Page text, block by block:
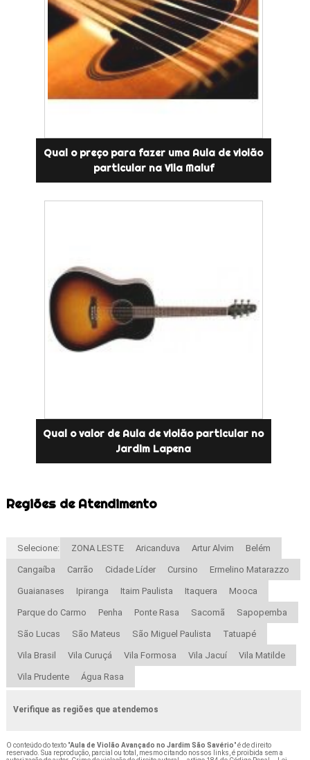
Qual o preço para fazer uma Aula de violão
particular na Vila Maluf
Qual o valor de Aula de violão particular no
Jardim Lapena
Regiões de Atendimento
Selecione: ZONA LESTE Aricanduva Artur Alvim Belém
Cangaíba Carrão Cidade Líder Cursino Ermelino Matarazzo
Guaianases Ipiranga Itaim Paulista Itaquera Mooca
Parque do Carmo Penha Ponte Rasa Sacomã Sapopemba
São Lucas São Mateus São Miguel Paulista Tatuapé
Vila Brasil Vila Curuçá Vila Formosa Vila Jacuí Vila Matilde
Vila Prudente Água Rasa
Verifique as regiões que atendemos
O conteúdo do texto "Aula de Violão Avançado no Jardim São Savério" é de direito
reservado. Sua reprodução, parcial ou total, mesmo citando nossos links, é proibida sem a